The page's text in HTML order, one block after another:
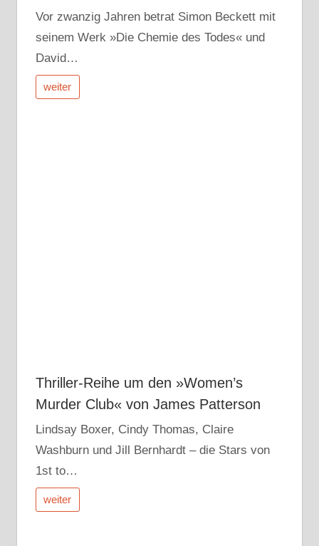
Vor zwanzig Jahren betrat Simon Beckett mit
seinem Werk »Die Chemie des Todes« und
David…
weiter
Thriller-Reihe um den »Women’s
Murder Club« von James Patterson
Lindsay Boxer, Cindy Thomas, Claire
Washburn und Jill Bernhardt – die Stars von
1st to…
weiter